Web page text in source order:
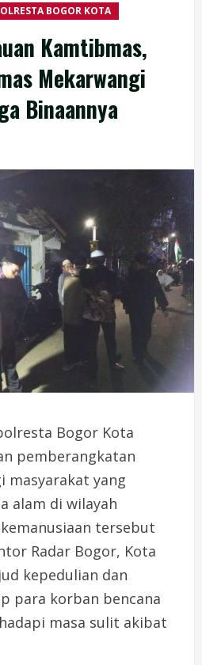
BOGOR KOTA
Kamtibmas,
Mekarwangi
Binaannya
Bogor Kota
pemberangkatan
masyarakat yang
alam di wilayah
tersebut
Radar Bogor, Kota
kepedulian dan
para korban bencana
masa sulit akibat